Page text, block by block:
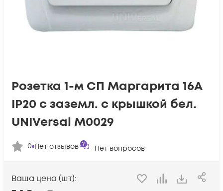
Розетка 1-м СП Маргарита 16А
IP20 с заземл. с крышкой бел.
UNIVersal М0029
0 Нет отзывов Нет вопросов
Ваша цена (шт):